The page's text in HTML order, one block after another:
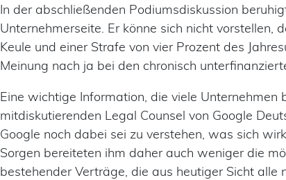
In der abschließenden Podiumsdiskussion
Unternehmerseite. Er könne sich nicht
Keule und einer Strafe von vier Prozent des
Meinung nach ja bei den chronisch
Eine wichtige Information, die viele
mitdiskutierenden Legal Counsel von Google
Google noch dabei sei zu verstehen, was sich
Sorgen bereiteten ihm daher auch weniger die
bestehender Verträge, die aus heutiger Sicht